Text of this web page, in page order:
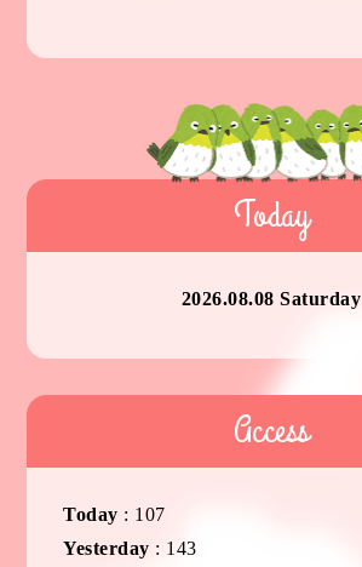
Today
2026.08.08 Saturday
Access
Today : 107
Yesterday : 143